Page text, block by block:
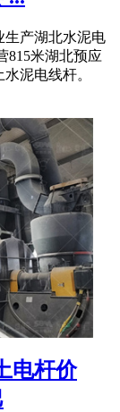
生产湖北水泥电
815米湖北预应
泥电线杆。
电杆价